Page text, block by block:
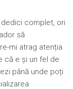
complet, ori
să
mi atrag atenția
că e și un fel de
până unde poți